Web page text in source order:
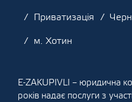
Приватизація
м. Хотин
E-ZAKUPIVLI – юридична
років надає послуги з